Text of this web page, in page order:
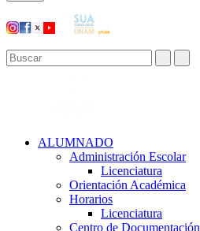
ALUMNADO
Administración Escolar
Licenciatura
Orientación Académica​
Horarios
Licenciatura
Centro de Documentación